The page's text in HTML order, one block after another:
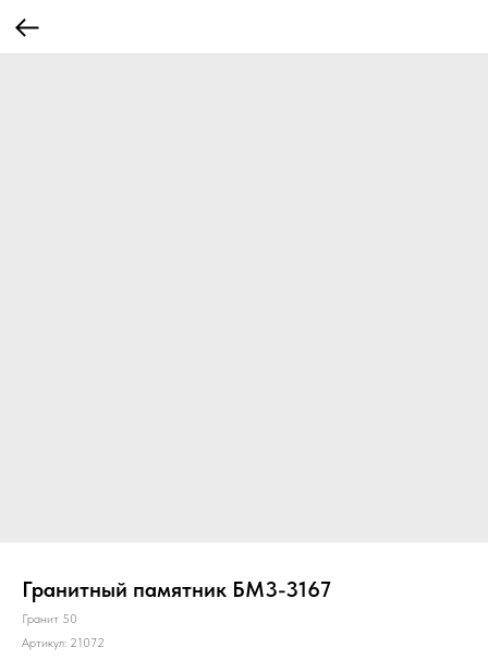
Гранитный памятник БМ3-3167
Гранит 50
Артикул: 21072